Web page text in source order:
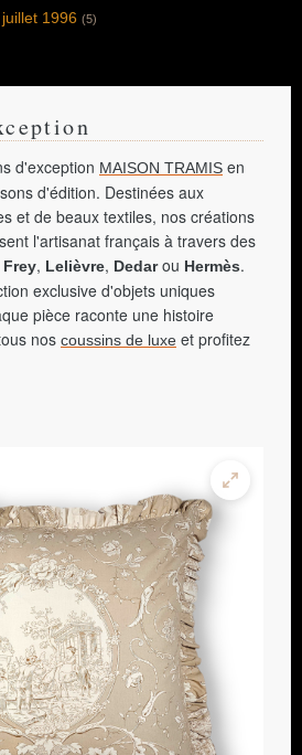
1996 (5)
d'exception MAISON TRAMIS en
d'édition. Destinées aux
et de beaux textiles, nos créations
l'artisanat français à travers des
Frey, Lelièvre, Dedarou Hermès.
exclusive d'objets uniques
pièce raconte une histoire
nos coussins de luxe et profitez